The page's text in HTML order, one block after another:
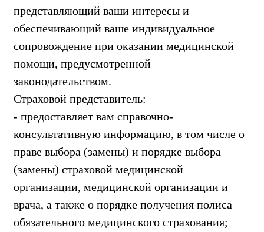
представляющий ваши интересы и
обеспечивающий ваше индивидуальное
сопровождение при оказании медицинской
помощи, предусмотренной
законодательством.
Страховой представитель:
- предоставляет вам справочно-
консультативную информацию, в том числе о
праве выбора (замены) и порядке выбора
(замены) страховой медицинской
организации, медицинской организации и
врача, а также о порядке получения полиса
обязательного медицинского страхования;